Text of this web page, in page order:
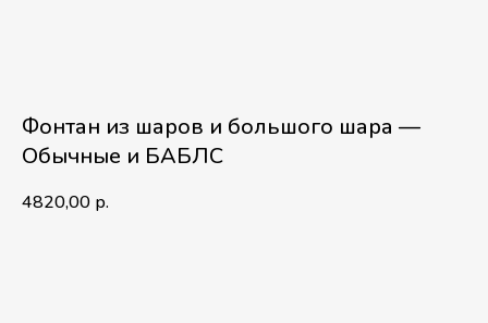
Фонтан из шаров и большого шара —
Обычные и БАБЛС
4820,00 р.